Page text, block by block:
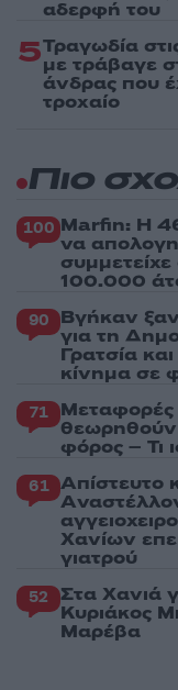
αδερφή του
5Τραγωδία
με τράβαγε
άνδρας που
τροχαίο
Πιο
100 Marfin: Η
να
100.000
90 Βγήκαν
για τη
Γρατσία
κίνημα σε
71 Μεταφορές
θεωρηθούν
φόρος – Τι
61 Απίστευτο
Χανίων
γιατρού
52 Στα Χανιά
Κυριάκος
Μαρέβα